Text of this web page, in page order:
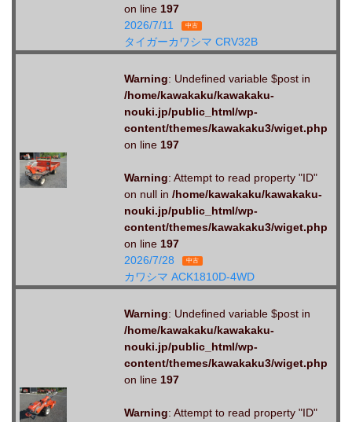
on line 197
2026/7/11
中古
タイガーカワシマ CRV32B
Warning: Undefined variable $post in
/home/kawakaku/kawakaku-
nouki.jp/public_html/wp-
content/themes/kawakaku3/wiget.php
on line 197
Warning: Attempt to read property "ID"
on null in /home/kawakaku/kawakaku-
nouki.jp/public_html/wp-
content/themes/kawakaku3/wiget.php
on line 197
2026/7/28
中古
カワシマ ACK1810D-4WD
Warning: Undefined variable $post in
/home/kawakaku/kawakaku-
nouki.jp/public_html/wp-
content/themes/kawakaku3/wiget.php
on line 197
Warning: Attempt to read property "ID"